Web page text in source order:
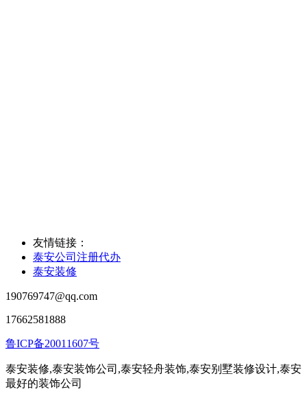
友情链接：
泰安公司注册代办
泰安装修
190769747@qq.com
17662581888
鲁ICP备20011607号
泰安装修,泰安装饰公司,泰安轻舟装饰,泰安别墅装修设计,泰安
最好的装饰公司